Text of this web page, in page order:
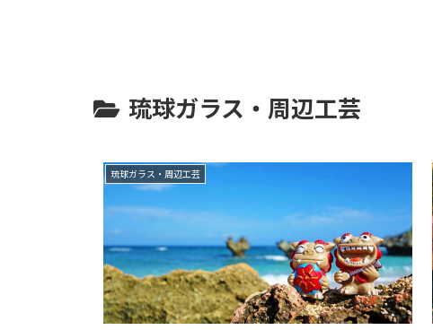
琉球ガラス・周辺工芸
琉球ガラス・周辺工芸